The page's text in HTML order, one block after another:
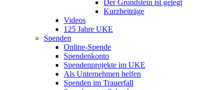
Der Grundstein ist gelegt
Kurzbeiträge
Videos
125 Jahre UKE
Spenden
Online-Spende
Spendenkonto
Spendenprojekte im UKE
Als Unternehmen helfen
Spenden im Trauerfall